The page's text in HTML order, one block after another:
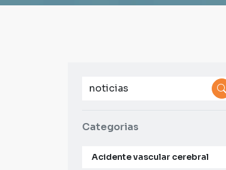
Categorias
Acidente vascular cerebral